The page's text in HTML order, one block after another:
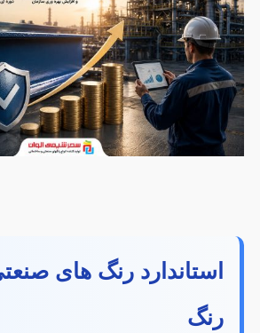
استاندارد رنگ‌ های
رنگ